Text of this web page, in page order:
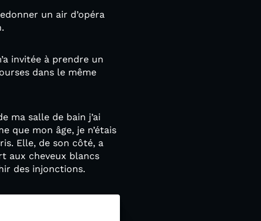
un air d’opéra
invitée à prendre un
dans le même
ma salle de bain j’ai
que mon âge, je n’étais
Elle, de son côté, a
aux cheveux blancs
des injonctions.